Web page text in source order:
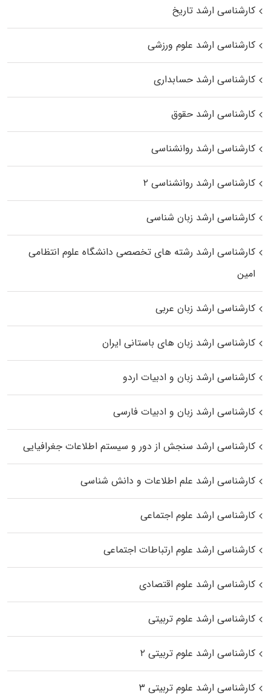
کارشناسی ارشد تاریخ
کارشناسی ارشد علوم ورزشی
کارشناسی ارشد حسابداری
کارشناسی ارشد حقوق
کارشناسی ارشد روانشناسی
کارشناسی ارشد روانشناسی ۲
کارشناسی ارشد زبان شناسی
کارشناسی ارشد رﺷﺘﻪ ﻫﺎی تخصصی داﻧﺸﮕﺎه ﻋﻠﻮم انتظامی
اﻣﻴﻦ
کارشناسی ارشد زبان عربی
کارشناسی ارشد زبان‌ های باستانی ایران
کارشناسی ارشد زبان و ادبیات اردو
کارشناسی ارشد زبان و ادبیات فارسی
کارشناسی ارشد سنجش از دور و سیستم اطلاعات جغرافیایی
کارشناسی ارشد علم اطلاعات و دانش شناسی
کارشناسی ارشد علوم اجتماعی
کارشناسی ارشد علوم ارتباطات اجتماعی
کارشناسی ارشد علوم اقتصادی
کارشناسی ارشد علوم تربیتی
کارشناسی ارشد علوم تربیتی ۲
کارشناسی ارشد علوم تربیتی ۳